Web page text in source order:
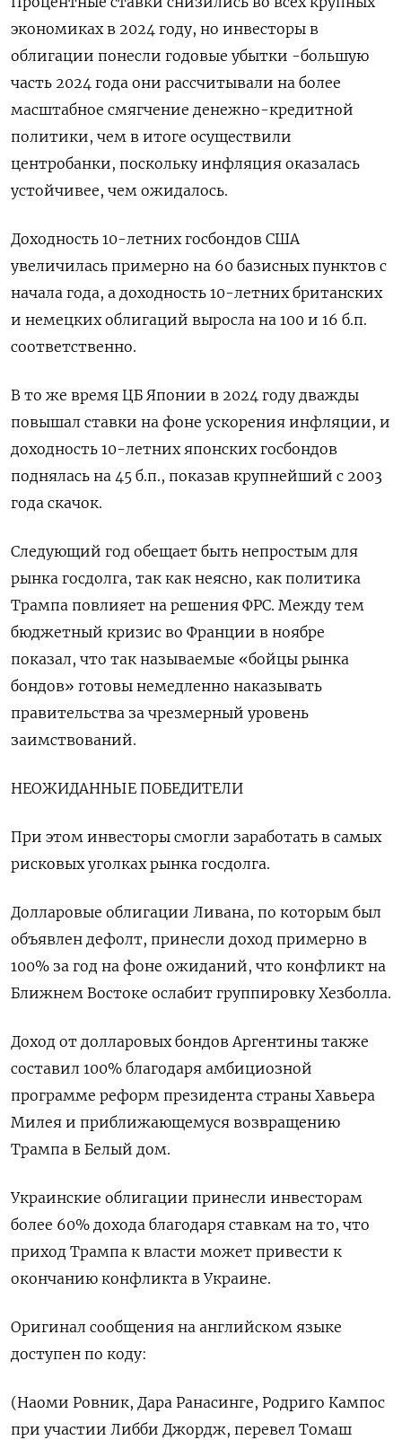
экономиках в 2024 году, но инвесторы в
облигации понесли годовые убытки -большую
часть 2024 года они рассчитывали на более
масштабное смягчение денежно-кредитной
политики, чем в итоге осуществили
центробанки, поскольку инфляция оказалась
устойчивее, чем ожидалось.
Доходность 10-летних госбондов США
увеличилась примерно на 60 базисных пунктов с
начала года, а доходность 10-летних британских
и немецких облигаций выросла на 100 и 16 б.п.
соответственно.
В то же время ЦБ Японии в 2024 году дважды
повышал ставки на фоне ускорения инфляции, и
доходность 10-летних японских госбондов
поднялась на 45 б.п., показав крупнейший с 2003
года скачок.
Следующий год обещает быть непростым для
рынка госдолга, так как неясно, как политика
Трампа повлияет на решения ФРС. Между тем
бюджетный кризис во Франции в ноябре
показал, что так называемые «бойцы рынка
бондов» готовы немедленно наказывать
правительства за чрезмерный уровень
заимствований.
НЕОЖИДАННЫЕ ПОБЕДИТЕЛИ
При этом инвесторы смогли заработать в самых
рисковых уголках рынка госдолга.
Долларовые облигации Ливана, по которым был
объявлен дефолт, принесли доход примерно в
100% за год на фоне ожиданий, что конфликт на
Ближнем Востоке ослабит группировку Хезболла.
Доход от долларовых бондов Аргентины также
составил 100% благодаря амбициозной
программе реформ президента страны Хавьера
Милея и приближающемуся возвращению
Трампа в Белый дом.
Украинские облигации принесли инвесторам
более 60% дохода благодаря ставкам на то, что
приход Трампа к власти может привести к
окончанию конфликта в Украине.
Оригинал сообщения на английском языке
доступен по коду:
(Наоми Ровник, Дара Ранасинге, Родриго Кампос
при участии Либби Джордж, перевел Томаш